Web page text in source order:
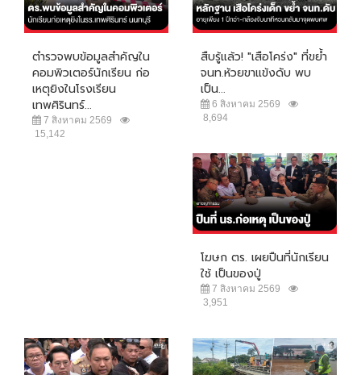
ตำรวจพบข้อมูลสำคัญใน
คอมพิวเตอร์นักเรียน ก่อ
เหตุยิงในโรงเรียน
เทพศิรินทร์...
7 สิงหาคม 2569
15,142
สืบรู้แล้ว! "เสือโคร่ง" ที่ขย้ำ
จนท.ห้วยขาแข้งดับ พบ
เป็น...
6 สิงหาคม 2569
8,694
โฆษก ตร. เผยปืนที่นักเรียน
ใช้ เป็นของปู่
7 สิงหาคม 2569
3,951